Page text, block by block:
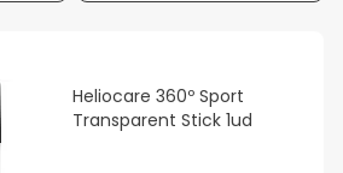
Heliocare 360º Sport
Transparent Stick 1ud